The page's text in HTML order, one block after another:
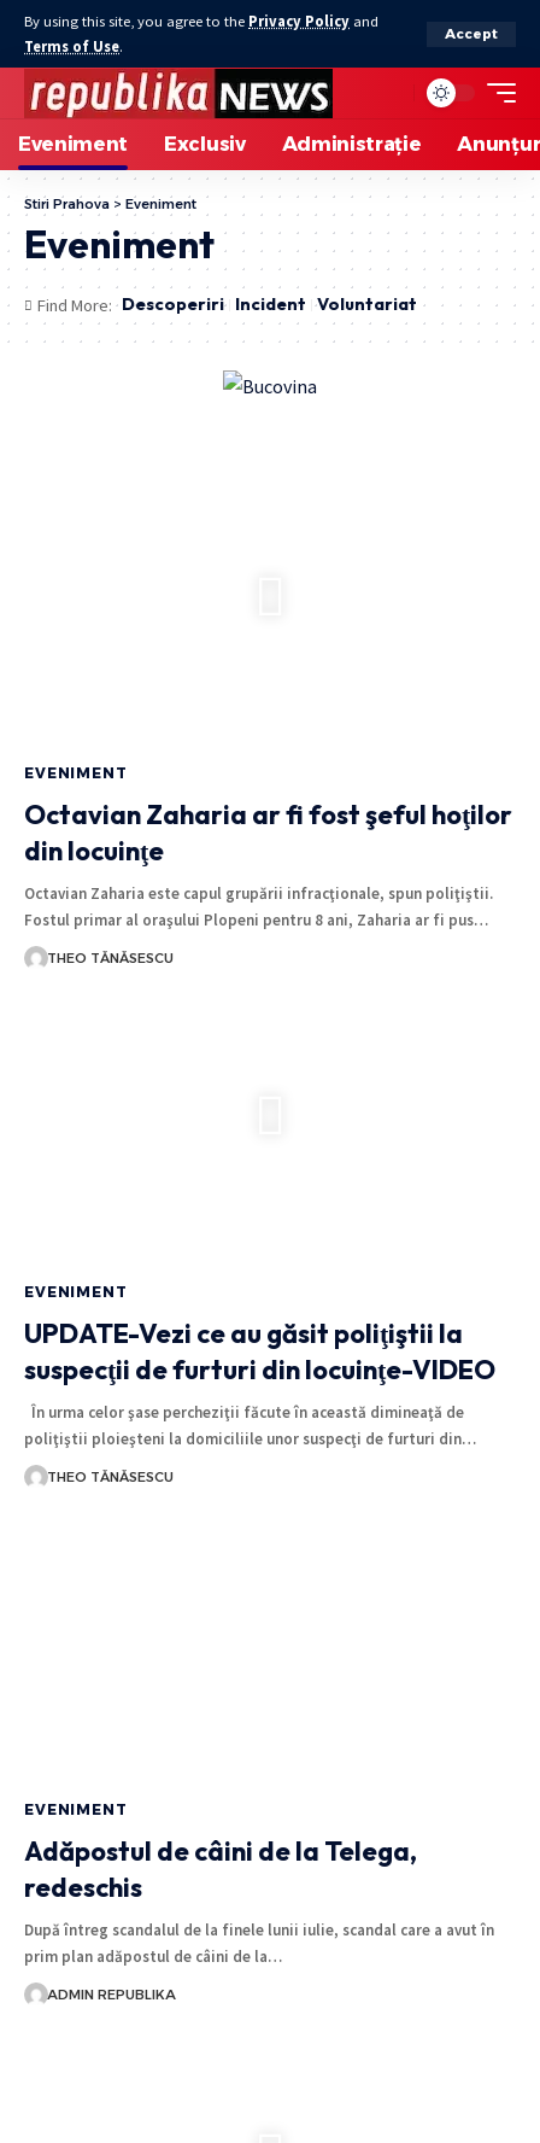
By using this site, you agree to the Privacy Policy and
Terms of Use.
Accept
Eveniment Exclusiv Administrație
Stiri Prahova > Eveniment
Eveniment
Find More: Descoperiri Incident Voluntariat
EVENIMENT
Octavian Zaharia ar fi fost şeful hoţilor
din locuinţe
Octavian Zaharia este capul grupării infracţionale, spun poliţiştii.
Fostul primar al oraşului Plopeni pentru 8 ani, Zaharia ar fi pus…
THEO TĂNĂSESCU
EVENIMENT
UPDATE-Vezi ce au găsit poliţiştii la
suspecţii de furturi din locuinţe-VIDEO
În urma celor şase percheziţii făcute în această dimineaţă de
poliţiştii ploieşteni la domiciliile unor suspecţi de furturi din…
THEO TĂNĂSESCU
EVENIMENT
Adăpostul de câini de la Telega,
redeschis
După întreg scandalul de la finele lunii iulie, scandal care a avut în
prim plan adăpostul de câini de la…
ADMIN REPUBLIKA